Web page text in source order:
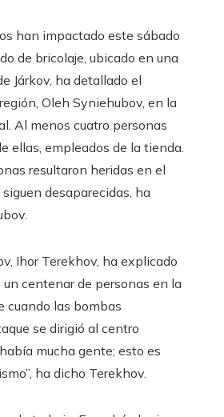
han impactado este sábado
de bricolaje, ubicado en una
Járkov, ha detallado el
Oleh Syniehubov, en la
Al menos cuatro personas
ellas, empleados de la tienda.
resultaron heridas en el
desaparecidas, ha
Ihor Terekhov, ha explicado
un centenar de personas en la
cuando las bombas
se dirigió al centro
mucha gente; esto es
ha dicho Terekhov.